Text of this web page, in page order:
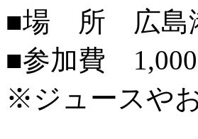
■場 所 広島
■参加費
※ジュースや